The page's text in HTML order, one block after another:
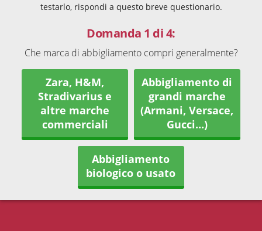
testarlo, rispondi a questo breve questionario.
Domanda 1 di 4:
Che marca di abbigliamento compri generalmente?
Zara, H&M,
Stradivarius e
altre marche
commerciali
Abbigliamento di
grandi marche
(Armani, Versace,
Gucci...)
Abbigliamento
biologico o usato